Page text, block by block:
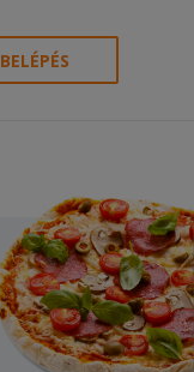
BELÉPÉS